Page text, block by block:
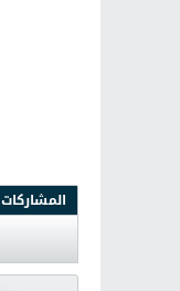
المشاركات